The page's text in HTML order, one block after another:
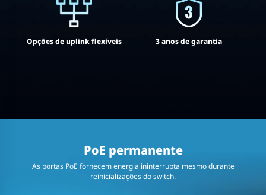
Opções de uplink flexíveis 3 anos de garantia
PoE permanente
As portas PoE fornecem energia ininterrupta mesmo durante
reinicializações do switch.